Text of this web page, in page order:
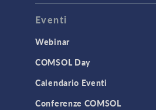
Eventi
Webinar
COMSOL Day
Calendario Eventi
Conferenze COMSOL